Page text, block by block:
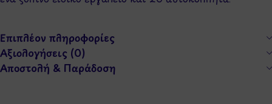
Επιπλέον πληροφορίες
Αξιολογήσεις (0)
Αποστολή & Παράδοση